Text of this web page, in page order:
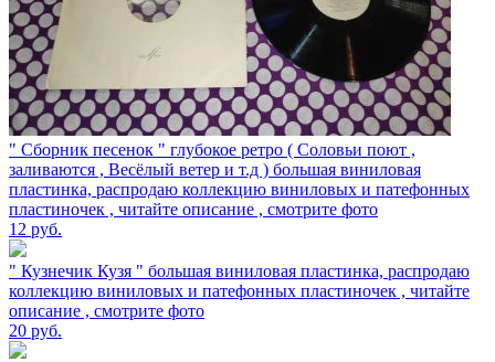
" Сборник песенок " глубокое ретро ( Соловьи поют ,
заливаются , Весёлый ветер и т.д ) большая виниловая
пластинка, распродаю коллекцию виниловых и патефонных
пластиночек , читайте описание , смотрите фото
12 руб.
" Кузнечик Кузя " большая виниловая пластинка, распродаю
коллекцию виниловых и патефонных пластиночек , читайте
описание , смотрите фото
20 руб.